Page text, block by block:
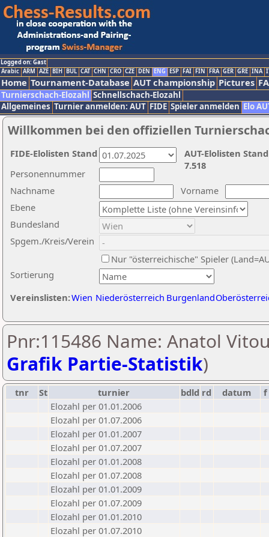
Logged on: Gast
Arabic ARM AZE BIH BUL CAT CHN CRO CZE DEN ENG ESP FAI FIN FRA GER GRE INA
Home Tournament-Database AUT championship Pictures
Turnierschach-Elozahl Schnellschach-Elozahl
Allgemeines Turnier anmelden: AUT FIDE Spieler anmelden Elo
Willkommen bei den offiziellen
Nachname
Vorname
Ebene
Sortierung
Personennummer
Bundesland
Spgem./Kreis/Verein
Nur "österreichische" Spieler
Vereinslisten:Wien Niederösterreich Burgenland
AUT-Elolisten
7.518
FIDE-Elolisten Stand
Pnr:115486 Name: Anatol
Grafik Partie-Statistik)
tnr St turnier bdld rd datum
f
Elozahl per 01.01.2006
Elozahl per 01.07.2006
Elozahl per 01.01.2007
Elozahl per 01.07.2007
Elozahl per 01.01.2008
Elozahl per 01.07.2008
Elozahl per 01.01.2009
Elozahl per 01.07.2009
Elozahl per 01.01.2010
Elozahl per 01.07.2010